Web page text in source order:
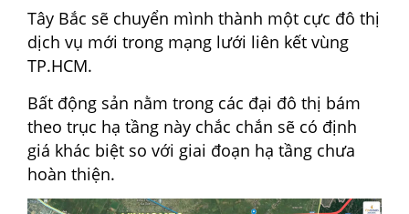
Tây Bắc sẽ chuyển mình thành một cực đô thị
dịch vụ mới trong mạng lưới liên kết vùng
TP.HCM.
Bất động sản nằm trong các đại đô thị bám
theo trục hạ tầng này chắc chắn sẽ có định
giá khác biệt so với giai đoạn hạ tầng chưa
hoàn thiện.